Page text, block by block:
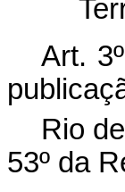
Art.
Rio
53º da